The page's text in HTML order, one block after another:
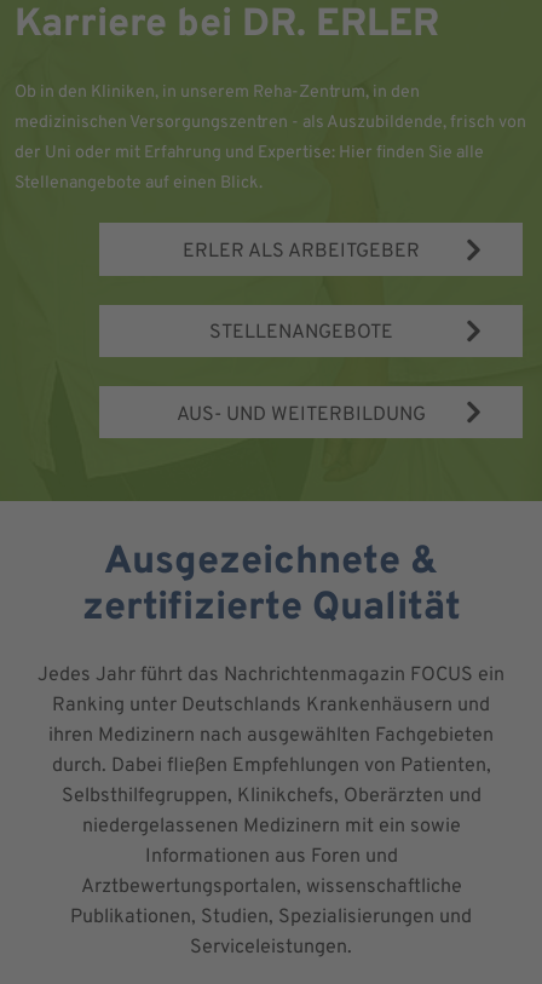
Karriere bei DR. ERLER
Ob in den Kliniken, in unserem Reha-Zentrum, in den
medizinischen Versorgungszentren - als Auszubildende, frisch von
der Uni oder mit Erfahrung und Expertise: Hier finden Sie alle
Stellenangebote auf einen Blick.
ERLER ALS ARBEITGEBER
STELLENANGEBOTE
AUS- UND WEITERBILDUNG
Ausgezeichnete &
zertifizierte Qualität
Jedes Jahr führt das Nachrichtenmagazin FOCUS ein
Ranking unter Deutschlands Krankenhäusern und
ihren Medizinern nach ausgewählten Fachgebieten
durch. Dabei fließen Empfehlungen von Patienten,
Selbsthilfegruppen, Klinikchefs, Oberärzten und
niedergelassenen Medizinern mit ein sowie
Informationen aus Foren und
Arztbewertungsportalen, wissenschaftliche
Publikationen, Studien, Spezialisierungen und
Serviceleistungen.